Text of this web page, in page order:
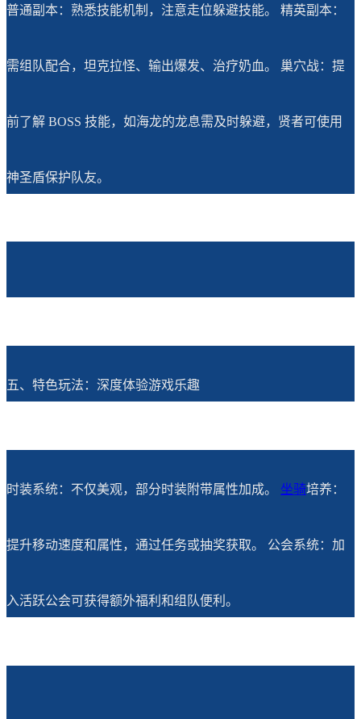
普通副本：熟悉技能机制，注意走位躲避技能。 精英副本：
需组队配合，坦克拉怪、输出爆发、治疗奶血。 巢穴战：提
前了解 BOSS 技能，如海龙的龙息需及时躲避，贤者可使用
神圣盾保护队友。
五、特色玩法：深度体验游戏乐趣
时装系统：不仅美观，部分时装附带属性加成。 坐骑培养：
提升移动速度和属性，通过任务或抽奖获取。 公会系统：加
入活跃公会可获得额外福利和组队便利。